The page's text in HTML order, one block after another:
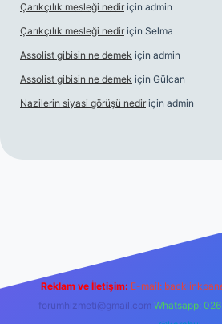
Çarıkçılık mesleği nedir için admin
Çarıkçılık mesleği nedir için Selma
Assolist gibisin ne demek için admin
Assolist gibisin ne demek için Gülcan
Nazilerin siyasi görüşü nedir için admin
Reklam ve İletişim: E-mail:
forumhizmeti@gmail.com Whatsapp: